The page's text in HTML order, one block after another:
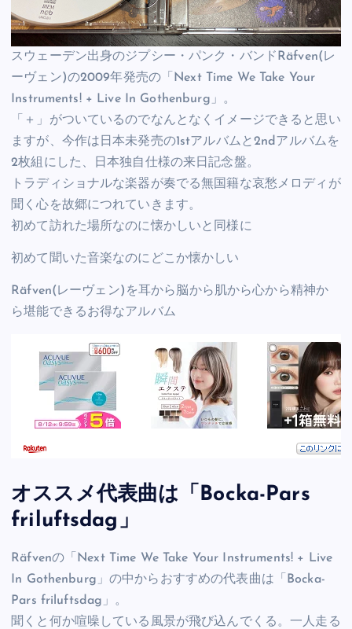
スウェーデン出身のジプシー・パンク・バンドRäfven(レ
ーヴェン)の2009年発売の「Next Time We Take Your
Instruments! + Live In Gothenburg」。
「＋」がついているのでなんとなくイメージできると思い
ますが、今作は日本未発売の1stアルバムと2ndアルバムを
2枚組にした、日本独自仕様の来日記念盤。
トラディショナルな楽器が奏でる無国籍な哀愁メロディが
聞く心を故郷につれていきます。
初めて訪れた場所なのに懐かしいと同様に
初めて聞いた音楽なのにどこか懐かしい
Räfven(レーヴェン)を耳から脳から肌から心から精神か
ら堪能できるお得なアルバム
オススメ代表曲は「Bocka-Pars
friluftsdag」
Räfvenの「Next Time We Take Your Instruments! + Live
In Gothenburg」の中からおすすめの代表曲は「Bocka-
Pars friluftsdag」。
聞くと何か喧噪している風景が飛び込んでくる。一人走る